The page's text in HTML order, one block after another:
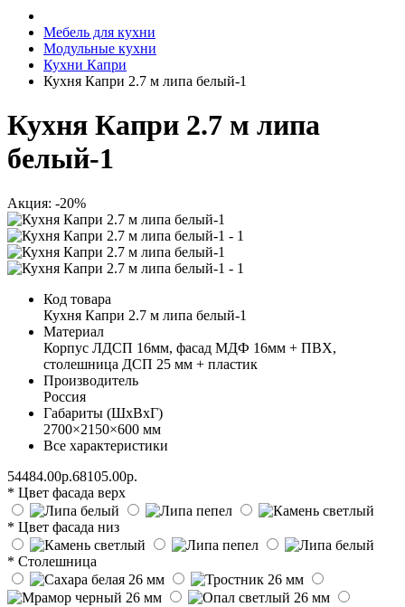
Мебель для кухни
Модульные кухни
Кухни Капри
Кухня Капри 2.7 м липа белый-1
Кухня Капри 2.7 м липа
белый-1
Акция: -20%
Код товара
Кухня Капри 2.7 м липа белый-1
Материал
Корпус ЛДСП 16мм, фасад МДФ 16мм + ПВХ,
столешница ДСП 25 мм + пластик
Производитель
Россия
Габариты (ШхВхГ)
2700×2150×600 мм
Все характеристики
54484.00р.68105.00р.
* Цвет фасада верх
* Цвет фасада низ
* Столешница